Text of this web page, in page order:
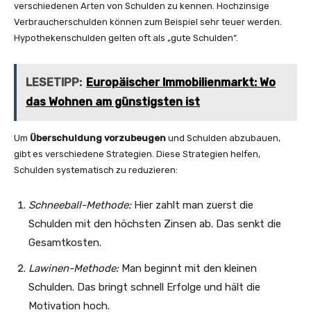
verschiedenen Arten von Schulden zu kennen. Hochzinsige
Verbraucherschulden können zum Beispiel sehr teuer werden.
Hypothekenschulden gelten oft als „gute Schulden“.
LESETIPP: Europäischer Immobilienmarkt: Wo
das Wohnen am günstigsten ist
Um Überschuldung vorzubeugen und Schulden abzubauen,
gibt es verschiedene Strategien. Diese Strategien helfen,
Schulden systematisch zu reduzieren:
Schneeball-Methode:Hier zahlt man zuerst die
Schulden mit den höchsten Zinsen ab. Das senkt die
Gesamtkosten.
Lawinen-Methode:Man beginnt mit den kleinen
Schulden. Das bringt schnell Erfolge und hält die
Motivation hoch.